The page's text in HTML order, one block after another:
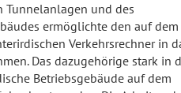
Tunnelanlagen und des
ermöglichte den auf dem
Verkehrsrechner in
Das dazugehörige stark in
Betriebsgebäude auf dem